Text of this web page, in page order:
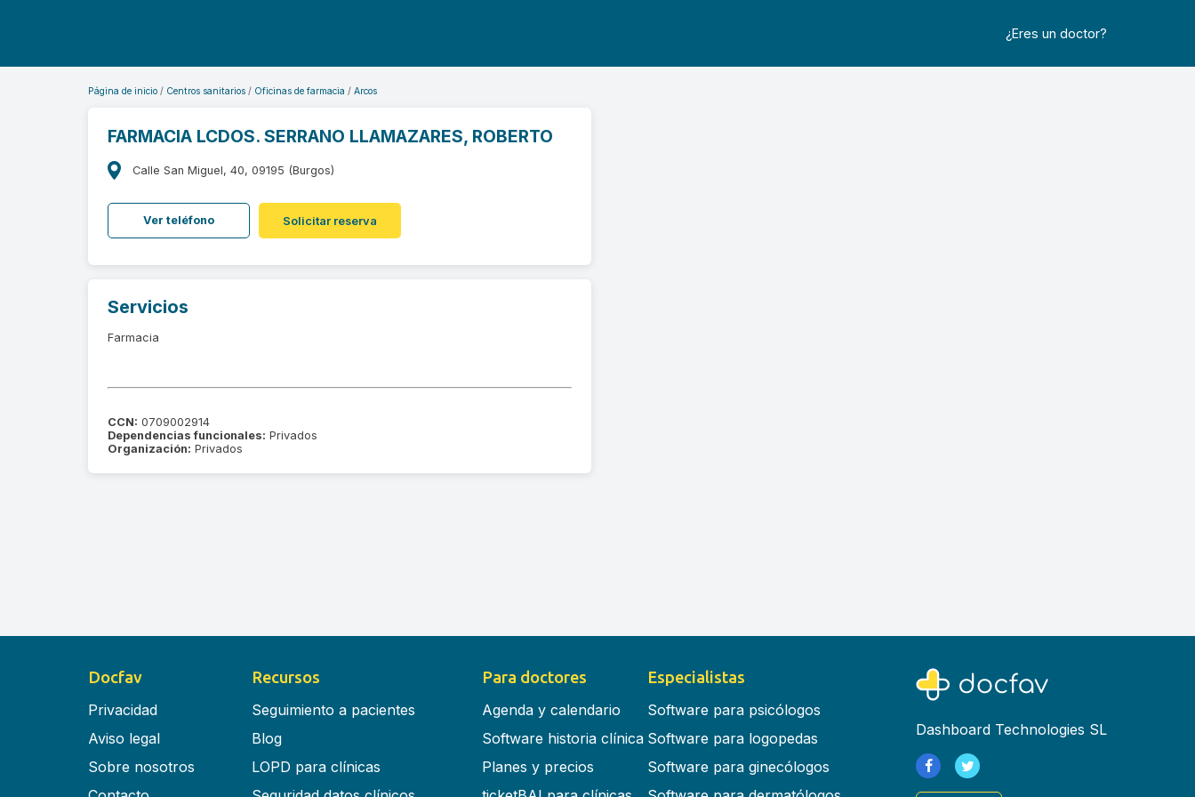
¿Eres un doctor?
Página de inicio Centros sanitarios Oficinas de farmacia Arcos
FARMACIA LCDOS. SERRANO LLAMAZARES, ROBERTO
Calle San Miguel, 40, 09195 (Burgos)
Ver teléfono Solicitar reserva
Servicios
Farmacia
CCN: 0709002914
Dependencias funcionales: Privados
Organización: Privados
Docfav
Privacidad
Aviso legal
Sobre nosotros
Recursos
Seguimiento a pacientes
Blog
LOPD para clínicas
Para doctores
Agenda y calendario
Software historia clínica
Planes y precios
Especialistas
Software para psicólogos
Software para logopedas
Software para ginecólogos
Dashboard Technologies SL